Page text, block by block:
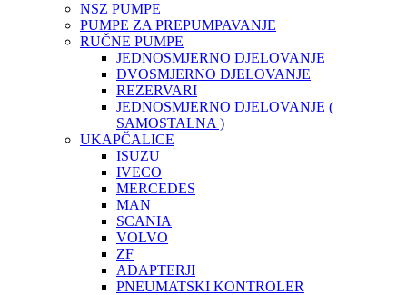
NSZ PUMPE
PUMPE ZA PREPUMPAVANJE
RUČNE PUMPE
JEDNOSMJERNO DJELOVANJE
DVOSMJERNO DJELOVANJE
REZERVARI
JEDNOSMJERNO DJELOVANJE (
SAMOSTALNA )
UKAPČALICE
ISUZU
IVECO
MERCEDES
MAN
SCANIA
VOLVO
ZF
ADAPTERJI
PNEUMATSKI KONTROLER